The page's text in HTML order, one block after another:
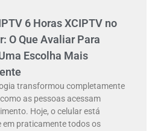
6 Horas XCIPTV no
O Que Avaliar Para
Escolha Mais
transformou completamente
as pessoas acessam
Hoje, o celular está
em praticamente todos os